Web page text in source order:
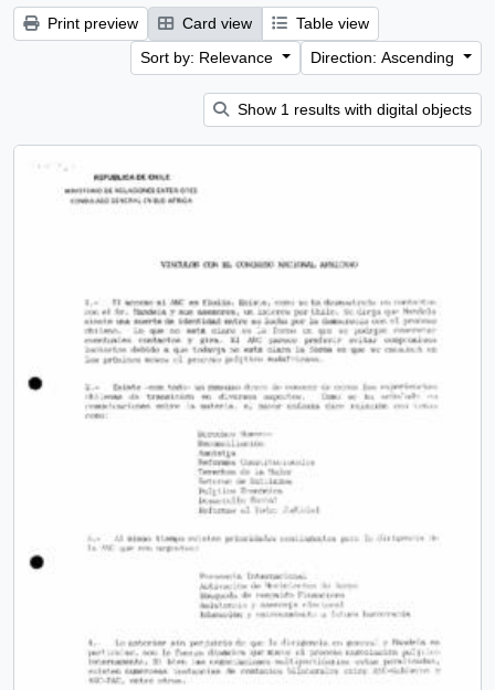
Print preview Card view
Table view
Sort by: Relevance
Direction: Ascending
Show 1 results with digital objects